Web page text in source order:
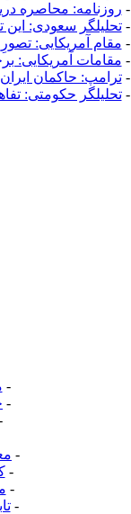
- روزنامه: محاصره
-تحلیلگر سعودی: این
- مقام آمریکایی:
- مقامات آمریکایی:
-ترامپ: حاکمان
-تحلیلگر حکومتی:
-
-
-
-
-
-